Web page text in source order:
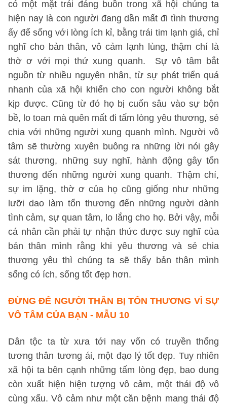
có một mặt trái đáng buồn trong xã hội chúng ta
hiện nay là con người đang dần mất đi tình thương
ấy để sống với lòng ích kỉ, bằng trái tim lạnh giá, chỉ
nghĩ cho bản thân, vô cảm lạnh lùng, thậm chí là
thờ ơ với mọi thứ xung quanh. Sự vô tâm bắt
nguồn từ nhiều nguyên nhân, từ sự phát triển quá
nhanh của xã hội khiến cho con người không bắt
kịp được. Cũng từ đó họ bị cuốn sâu vào sự bộn
bề, lo toan mà quên mất đi tấm lòng yêu thương, sẻ
chia với những người xung quanh mình. Người vô
tâm sẽ thường xuyên buông ra những lời nói gây
sát thương, những suy nghĩ, hành động gây tổn
thương đến những người xung quanh. Thậm chí,
sự im lặng, thờ ơ của họ cũng giống như những
lưỡi dao làm tổn thương đến những người dành
tình cảm, sự quan tâm, lo lắng cho họ. Bởi vậy, mỗi
cá nhân cần phải tự nhận thức được suy nghĩ của
bản thân mình rằng khi yêu thương và sẻ chia
thương yêu thì chúng ta sẽ thấy bản thân mình
sống có ích, sống tốt đẹp hơn.
ĐỪNG ĐỂ NGƯỜI THÂN BỊ TỔN THƯƠNG VÌ SỰ
VÔ TÂM CỦA BẠN - MẪU 10
Dân tộc ta từ xưa tới nay vốn có truyền thống
tương thân tương ái, một đạo lý tốt đẹp. Tuy nhiên
xã hội ta bên cạnh những tấm lòng đẹp, bao dung
còn xuất hiện hiện tượng vô cảm, một thái độ vô
cùng xấu. Vô cảm như một căn bệnh mang thái độ